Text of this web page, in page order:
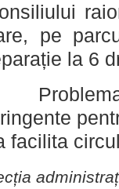
pe
la 6
facilita